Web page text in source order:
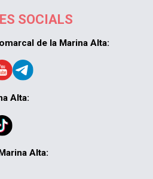
SOCIALS
de la Marina Alta:
Alta:
Alta: